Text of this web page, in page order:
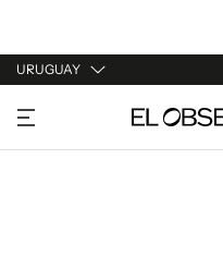
URUGUAY
URUGUAY
ARGENTINA